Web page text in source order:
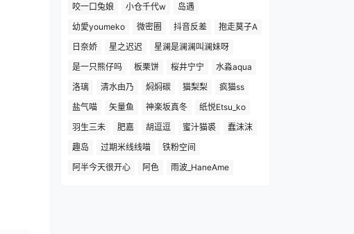
咬一口兔娘
小仓千代w
岛遇
幼愛youmeko
微密圈 抖音反差
抱走莫子A
日奈娇
星之迟迟
星澜是澜澜叫澜妹呀
是一只熊仔吗
板栗饼 桜井宁宁
水淼aqua
洛璃
清水由乃 焖焖碳 猫梨梨
疯猫ss
盐气喵
矢量鱼 神楽坂真冬
纸悦Etsu_ko
羽生三未
肥嘉 胡逗逗 蜜汁猫裘
蠢沫沫
趣岛
过期米线线喵
铁粉空间
阿半今天很开心
阿色 雨波_HaneAme